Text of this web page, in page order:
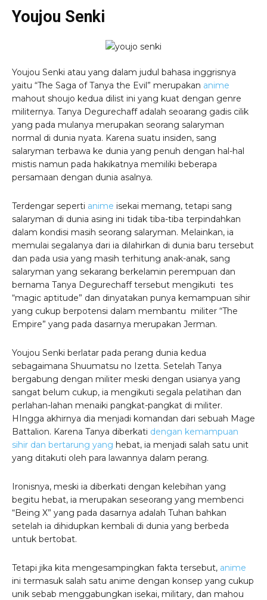
Youjou Senki
Youjou Senki atau yang dalam judul bahasa inggrisnya
yaitu “The Saga of Tanya the Evil” merupakan anime
mahout shoujo kedua dilist ini yang kuat dengan genre
militernya. Tanya Degurechaff adalah seoarang gadis cilik
yang pada mulanya merupakan seorang salaryman
normal di dunia nyata. Karena suatu insiden, sang
salaryman terbawa ke dunia yang penuh dengan hal-hal
mistis namun pada hakikatnya memiliki beberapa
persamaan dengan dunia asalnya.
Terdengar seperti anime isekai memang, tetapi sang
salaryman di dunia asing ini tidak tiba-tiba terpindahkan
dalam kondisi masih seorang salaryman. Melainkan, ia
memulai segalanya dari ia dilahirkan di dunia baru tersebut
dan pada usia yang masih terhitung anak-anak, sang
salaryman yang sekarang berkelamin perempuan dan
bernama Tanya Degurechaff tersebut mengikuti tes
“magic aptitude” dan dinyatakan punya kemampuan sihir
yang cukup berpotensi dalam membantu militer “The
Empire” yang pada dasarnya merupakan Jerman.
Youjou Senki berlatar pada perang dunia kedua
sebagaimana Shuumatsu no Izetta. Setelah Tanya
bergabung dengan militer meski dengan usianya yang
sangat belum cukup, ia mengikuti segala pelatihan dan
perlahan-lahan menaiki pangkat-pangkat di militer.
HIngga akhirnya dia menjadi komandan dari sebuah Mage
Battalion. Karena Tanya diberkati dengan kemampuan
sihir dan bertarung yang hebat, ia menjadi salah satu unit
yang ditakuti oleh para lawannya dalam perang.
Ironisnya, meski ia diberkati dengan kelebihan yang
begitu hebat, ia merupakan seseorang yang membenci
“Being X” yang pada dasarnya adalah Tuhan bahkan
setelah ia dihidupkan kembali di dunia yang berbeda
untuk bertobat.
Tetapi jika kita mengesampingkan fakta tersebut, anime
ini termasuk salah satu anime dengan konsep yang cukup
unik sebab menggabungkan isekai, military, dan mahou